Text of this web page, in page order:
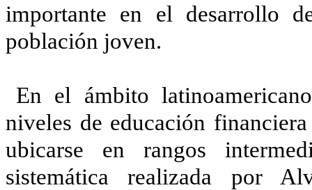
importante en el desarrollo
población joven.
En el ámbito
niveles de educación
ubicarse en rangos
sistemática realizada por